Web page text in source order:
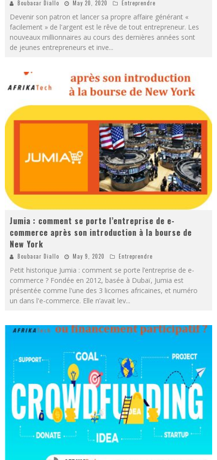
Boubacar Diallo May 20, 2020 Entreprendre
Devenir son patron et lancer sa propre affaire générant «
facilement » de l'argent est le rêve de tout entrepreneur. Les
nouveaux millionnaires au cours des dernières années sont
de jeunes entrepreneurs et inve...
Jumia : comment se porte l’entreprise de e-
commerce après son introduction à la bourse de
New York
Boubacar Diallo May 9, 2020 Entreprendre
Petit historique Jumia : comment se porte l’entreprise de e-
commerce ? Fondée en 2012, basée à Dubaï, Jumia est
présentée comme l'une des 3 licornes africaines, et numéro
un dans l'e-commerce. Elle n’avait lev...